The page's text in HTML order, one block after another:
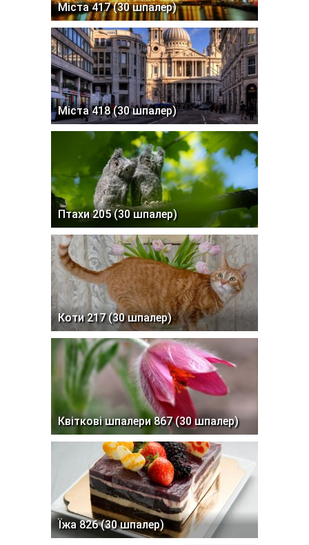
Міста 417 (30 шпалер)
Міста 418 (30 шпалер)
Птахи 205 (30 шпалер)
Коти 217 (30 шпалер)
Квіткові шпалери 867 (30 шпалер)
Їжа 826 (30 шпалер)